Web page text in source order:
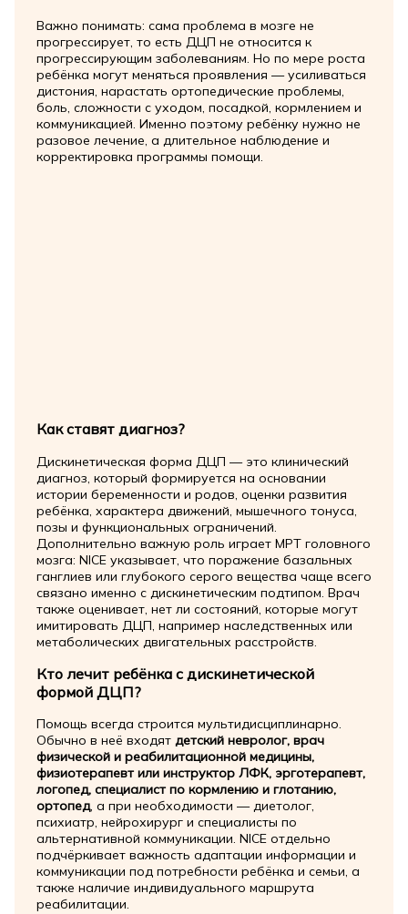
Важно понимать: сама проблема в мозге не
прогрессирует, то есть ДЦП не относится к
прогрессирующим заболеваниям. Но по мере роста
ребёнка могут меняться проявления — усиливаться
дистония, нарастать ортопедические проблемы,
боль, сложности с уходом, посадкой, кормлением и
коммуникацией. Именно поэтому ребёнку нужно не
разовое лечение, а длительное наблюдение и
корректировка программы помощи.
Как ставят диагноз?
Дискинетическая форма ДЦП — это клинический
диагноз, который формируется на основании
истории беременности и родов, оценки развития
ребёнка, характера движений, мышечного тонуса,
позы и функциональных ограничений.
Дополнительно важную роль играет МРТ головного
мозга: NICE указывает, что поражение базальных
ганглиев или глубокого серого вещества чаще всего
связано именно с дискинетическим подтипом. Врач
также оценивает, нет ли состояний, которые могут
имитировать ДЦП, например наследственных или
метаболических двигательных расстройств.
Кто лечит ребёнка с дискинетической
формой ДЦП?
Помощь всегда строится мультидисциплинарно.
Обычно в неё входят детский невролог, врач
физической и реабилитационной медицины,
физиотерапевт или инструктор ЛФК, эрготерапевт,
логопед, специалист по кормлению и глотанию,
ортопед, а при необходимости — диетолог,
психиатр, нейрохирург и специалисты по
альтернативной коммуникации. NICE отдельно
подчёркивает важность адаптации информации и
коммуникации под потребности ребёнка и семьи, а
также наличие индивидуального маршрута
реабилитации.